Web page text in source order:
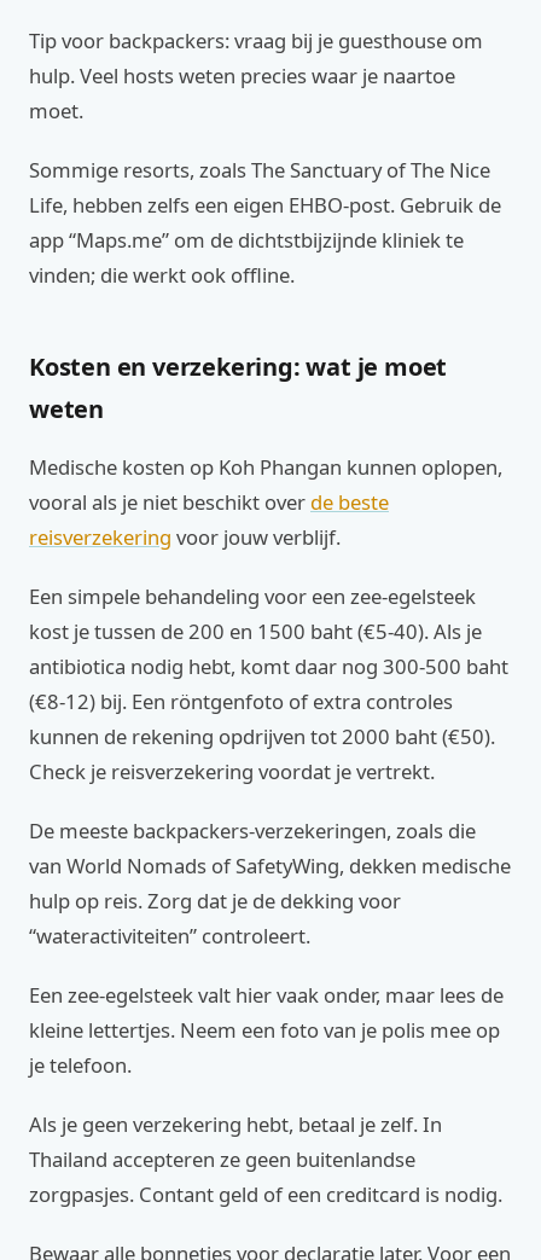
Tip voor backpackers: vraag bij je guesthouse om
hulp. Veel hosts weten precies waar je naartoe
moet.
Sommige resorts, zoals The Sanctuary of The Nice
Life, hebben zelfs een eigen EHBO-post. Gebruik de
app “Maps.me” om de dichtstbijzijnde kliniek te
vinden; die werkt ook offline.
Kosten en verzekering: wat je moet
weten
Medische kosten op Koh Phangan kunnen oplopen,
vooral als je niet beschikt over de beste
reisverzekering voor jouw verblijf.
Een simpele behandeling voor een zee-egelsteek
kost je tussen de 200 en 1500 baht (€5-40). Als je
antibiotica nodig hebt, komt daar nog 300-500 baht
(€8-12) bij. Een röntgenfoto of extra controles
kunnen de rekening opdrijven tot 2000 baht (€50).
Check je reisverzekering voordat je vertrekt.
De meeste backpackers-verzekeringen, zoals die
van World Nomads of SafetyWing, dekken medische
hulp op reis. Zorg dat je de dekking voor
“wateractiviteiten” controleert.
Een zee-egelsteek valt hier vaak onder, maar lees de
kleine lettertjes. Neem een foto van je polis mee op
je telefoon.
Als je geen verzekering hebt, betaal je zelf. In
Thailand accepteren ze geen buitenlandse
zorgpasjes. Contant geld of een creditcard is nodig.
Bewaar alle bonnetjes voor declaratie later. Voor een